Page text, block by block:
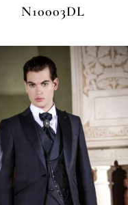
N10003DL